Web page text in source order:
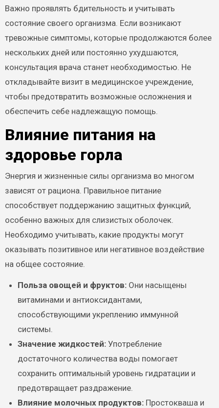
Важно проявлять бдительность и учитывать
состояние своего организма. Если возникают
тревожные симптомы, которые продолжаются более
нескольких дней или постоянно ухудшаются,
консультация врача станет необходимостью. Не
откладывайте визит в медицинское учреждение,
чтобы предотвратить возможные осложнения и
обеспечить себе надлежащую помощь.
Влияние питания на
здоровье горла
Энергия и жизненные силы организма во многом
зависят от рациона. Правильное питание
способствует поддержанию защитных функций,
особенно важных для слизистых оболочек.
Необходимо учитывать, какие продукты могут
оказывать позитивное или негативное воздействие
на общее состояние.
Польза овощей и фруктов:Они насыщены
витаминами и антиоксидантами,
способствующими укреплению иммунной
системы.
Значение жидкостей:Употребление
достаточного количества воды помогает
сохранить оптимальный уровень гидратации и
предотвращает раздражение.
Влияние молочных продуктов:Простокваша и